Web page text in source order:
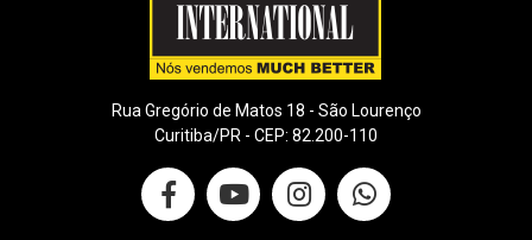
Rua Gregório de Matos 18 - São Lourenço
Curitiba/PR - CEP: 82.200-110